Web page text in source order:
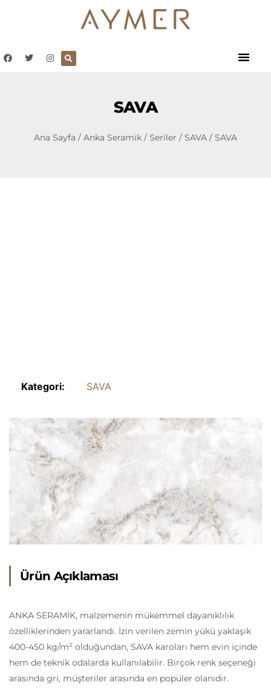
SAVA
Ana Sayfa / Anka Seramik / Seriler / SAVA / SAVA
Kategori: SAVA
Ürün Açıklaması
ANKA SERAMİK, malzemenin mükemmel dayanıklılık
özelliklerinden yararlandı. İzin verilen zemin yükü yaklaşık
400-450 kg/m² olduğundan, SAVA karoları hem evin içinde
hem de teknik odalarda kullanılabilir. Birçok renk seçeneği
arasında gri, müşteriler arasında en popüler olanıdır.